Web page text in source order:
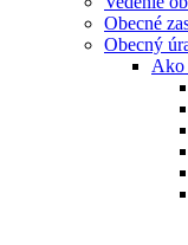
Obecné
Obecný